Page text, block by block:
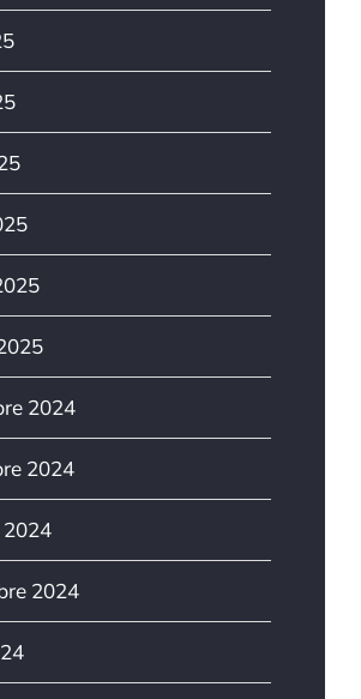
2024
2024
2024